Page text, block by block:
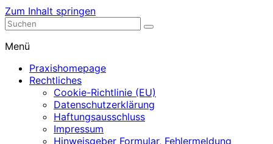
Zum Inhalt springen
Nephrologische Praxis mit Dialyse
Menü
Praxishomepage
Rechtliches
Cookie-Richtlinie (EU)
Datenschutzerklärung
Haftungsausschluss
Impressum
Hinweisgeber Formular, Fehlermeldung